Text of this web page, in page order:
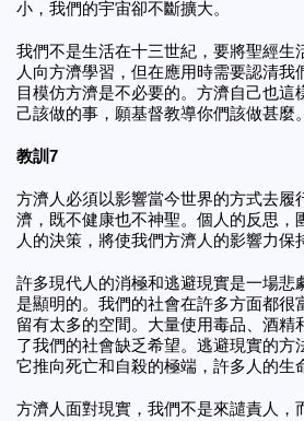
小，我們的宇宙卻不斷擴大。
我們不是生活在十三世紀，要將聖經生
人向方濟學習，但在應用時需要認清我
目模仿方濟是不必要的。方濟自己也這
己該做的事，願基督教導你們該做甚麼
教訓7
方濟人必須以影響當今世界的方式去履
濟，既不健康也不神聖。個人的反思，
人的決策，將使我們方濟人的影響力保
許多現代人的消極和逃避現實是一場悲
是顯明的。我們的社會在許多方面都很
留有太多的空間。大量使用毒品、酒精
了我們的社會缺乏希望。逃避現實的
它推向死亡和自殺的極端，許多人的生
方濟人面對現實，我們不是來譴責人，